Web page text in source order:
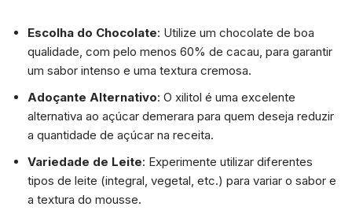
Escolha do Chocolate: Utilize um chocolate de boa
qualidade, com pelo menos 60% de cacau, para garantir
um sabor intenso e uma textura cremosa.
Adoçante Alternativo: O xilitol é uma excelente
alternativa ao açúcar demerara para quem deseja reduzir
a quantidade de açúcar na receita.
Variedade de Leite: Experimente utilizar diferentes
tipos de leite (integral, vegetal, etc.) para variar o sabor e
a textura do mousse.